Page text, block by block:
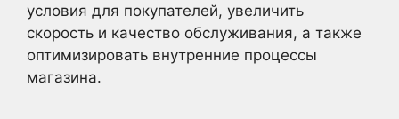
условия для покупателей, увеличить
скорость и качество обслуживания, а также
оптимизировать внутренние процессы
магазина.